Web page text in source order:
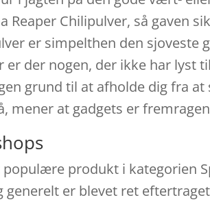
Chilipulver, så gaven
er simpelthen den sjoveste
der nogen, der ikke har lyst
grund til at afholde dig fra at
mener at gadgets er
produkt i kategorien
er blevet ret